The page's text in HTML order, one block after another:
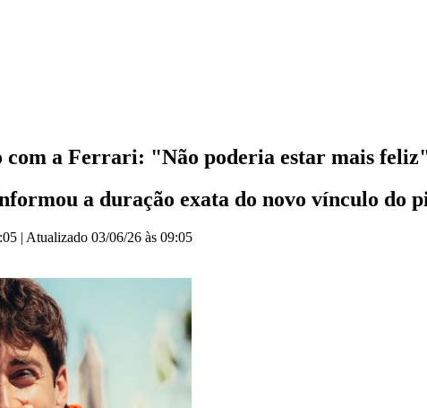
com a Ferrari: "Não poderia estar mais
a duração exata do novo vínculo do
| Atualizado 03/06/26 às 09:05